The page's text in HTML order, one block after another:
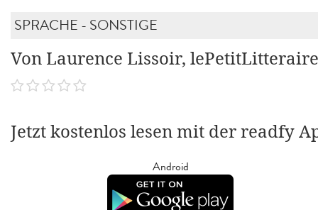
SPRACHE - SONSTIGE
Von Laurence Lissoir, lePetitLitteraire
Jetzt kostenlos lesen mit der readfy
Android